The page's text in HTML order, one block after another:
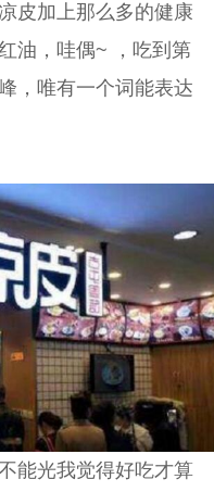
皮加上那么多的健康
油，哇偶~ ，吃到第
，唯有一个词能表达
光我觉得好吃才算